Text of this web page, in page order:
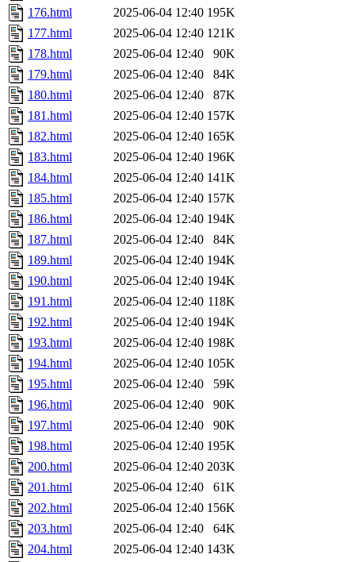
176.html
2025-06-04 12:40 195K
177.html
2025-06-04 12:40 121K
178.html
2025-06-04 12:40
90K
179.html
2025-06-04 12:40
84K
180.html
2025-06-04 12:40
87K
181.html
2025-06-04 12:40 157K
182.html
2025-06-04 12:40 165K
183.html
2025-06-04 12:40 196K
184.html
2025-06-04 12:40 141K
185.html
2025-06-04 12:40 157K
186.html
2025-06-04 12:40 194K
187.html
2025-06-04 12:40
84K
189.html
2025-06-04 12:40 194K
190.html
2025-06-04 12:40 194K
191.html
2025-06-04 12:40 118K
192.html
2025-06-04 12:40 194K
193.html
2025-06-04 12:40 198K
194.html
2025-06-04 12:40 105K
195.html
2025-06-04 12:40
59K
196.html
2025-06-04 12:40
90K
197.html
2025-06-04 12:40
90K
198.html
2025-06-04 12:40 195K
200.html
2025-06-04 12:40 203K
201.html
2025-06-04 12:40
61K
202.html
2025-06-04 12:40 156K
203.html
2025-06-04 12:40
64K
204.html
2025-06-04 12:40 143K